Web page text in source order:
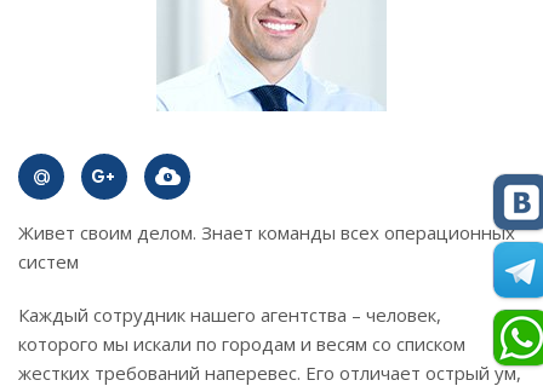
Живет своим делом. Знает команды всех операционных
систем
Каждый сотрудник нашего агентства – человек,
которого мы искали по городам и весям со списком
жестких требований наперевес. Его отличает острый ум,